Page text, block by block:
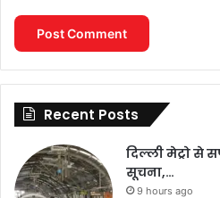
Recent Posts
दिल्ली मेट्रो से
सूचना,…
9 hours ago